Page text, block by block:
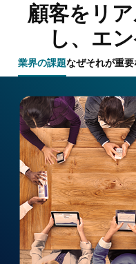
顧客をリ
し、エ
業界の課題なぜそれが重要